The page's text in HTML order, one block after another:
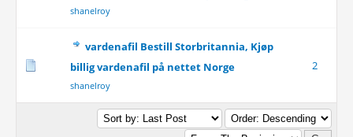
shanelroy
vardenafil Bestill Storbritannia, Kjøp
billig vardenafil på nettet Norge
shanelroy
2